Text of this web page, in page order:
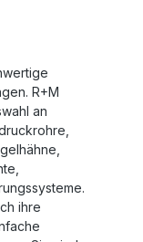
R+M
an
ihre